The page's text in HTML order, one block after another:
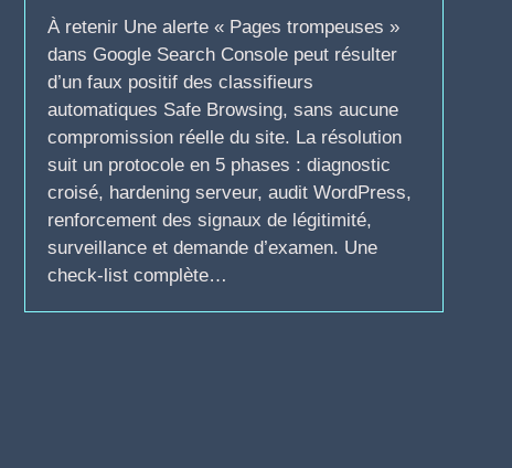
À retenir Une alerte « Pages trompeuses »
dans Google Search Console peut résulter
d’un faux positif des classifieurs
automatiques Safe Browsing, sans aucune
compromission réelle du site. La résolution
suit un protocole en 5 phases : diagnostic
croisé, hardening serveur, audit WordPress,
renforcement des signaux de légitimité,
surveillance et demande d’examen. Une
check-list complète…